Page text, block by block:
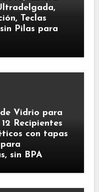
Teclas
Pilas para
Vidrio para
Recipientes
con tapas
sin BPA